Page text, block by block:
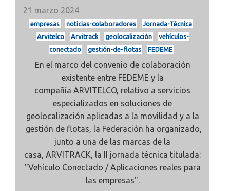
21 marzo 2024
empresas noticias-colaboradores
Jornada-Técnica
Arvitelco
Arvitrack geolocalización
vehículos-
conectado
gestión-de-flotas FEDEME
En el marco del convenio de colaboración
existente entre FEDEME y la
compañía ARVITELCO, relativo a servicios
especializados en soluciones de
geolocalización aplicadas a la movilidad y a la
gestión de flotas, la Federación ha organizado,
junto a una de las marcas de la
casa, ARVITRACK, la II jornada técnica titulada:
"Vehículo Conectado / Aplicaciones reales para
las empresas".